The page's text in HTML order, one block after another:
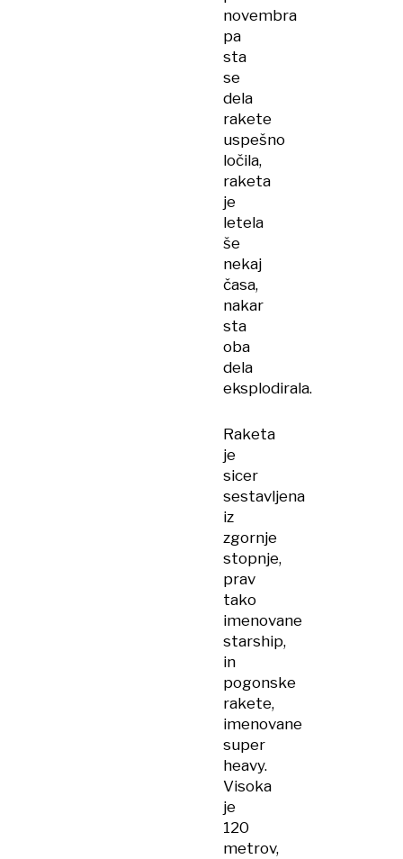
novembra
pa
sta
se
dela
rakete
uspešno
ločila,
raketa
je
letela
še
nekaj
časa,
nakar
sta
oba
dela
eksplodirala.
Raketa
je
sicer
sestavljena
iz
zgornje
stopnje,
prav
tako
imenovane
starship,
in
pogonske
rakete,
imenovane
super
heavy.
Visoka
je
120
metrov,